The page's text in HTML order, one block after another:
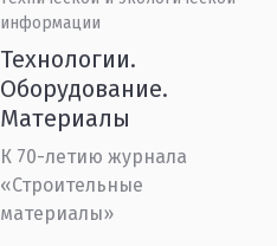
информации
Технологии.
Оборудование.
Материалы
К 70-летию журнала
«Строительные
материалы»